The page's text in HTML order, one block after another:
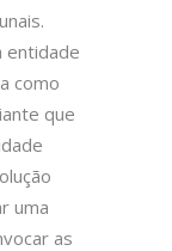
entidade
como
que
uma
as